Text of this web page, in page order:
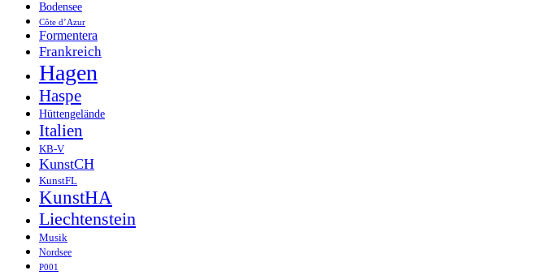
Bodensee
Côte d’Azur
Formentera
Frankreich
Hagen
Haspe
Hüttengelände
Italien
KB-V
KunstCH
KunstFL
KunstHA
Liechtenstein
Musik
Nordsee
P001